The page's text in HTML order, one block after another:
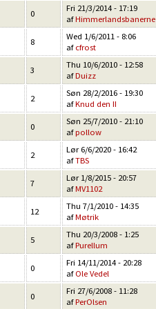
0
Fri 21/3/2014 - 17:19
afHimmerlandsbanerne
8
Wed 1/6/2011 - 8:06
af cfrost
3
Thu 10/6/2010 - 12:58
afDuizz
2
Søn 28/2/2016 - 19:30
afKnud den II
0
Søn 25/7/2010 - 21:10
afpollow
2
Lør 6/6/2020 - 16:42
afTBS
7
Lør 1/8/2015 - 20:57
afMV1102
12
Thu 7/1/2010 - 14:35
afMøtrik
5
Thu 20/3/2008 - 1:25
afPurellum
0
Fri 14/11/2014 - 20:28
af Ole Vedel
0
Fri 27/6/2008 - 11:28
afPerOlsen